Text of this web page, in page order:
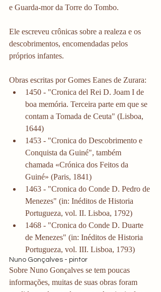
e Guarda-mor da Torre do Tombo.
Ele escreveu crônicas sobre a realeza e os
descobrimentos, encomendadas pelos
próprios infantes.
Obras escritas por Gomes Eanes de Zurara:
1450 - "Cronica del Rei D. Joam I de
boa memória. Terceira parte em que se
contam a Tomada de Ceuta" (Lisboa,
1644)
1453 - "Cronica do Descobrimento e
Conquista da Guiné", também
chamada «Crónica dos Feitos da
Guiné» (Paris, 1841)
1463 - "Cronica do Conde D. Pedro de
Menezes" (in: Inéditos de Historia
Portugueza, vol. II. Lisboa, 1792)
1468 - "Cronica do Conde D. Duarte
de Menezes" (in: Inéditos de Historia
Portugueza, vol. III. Lisboa, 1793)
Nuno Gonçalves - pintor
Sobre Nuno Gonçalves se tem poucas
informações, muitas de suas obras foram